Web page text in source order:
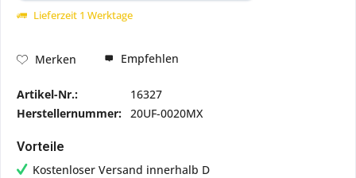
Lieferzeit 1 Werktage
Merken Empfehlen
Artikel-Nr.:
16327
Herstellernummer: 20UF-0020MX
Vorteile
Kostenloser Versand innerhalb D